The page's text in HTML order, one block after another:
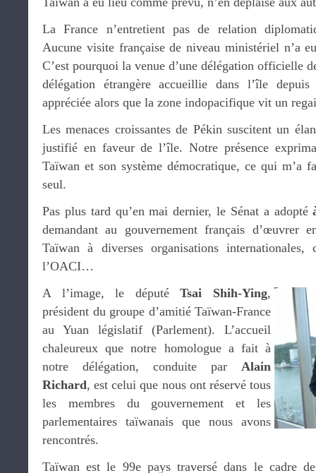
La France n’entretient pas de relation
Aucune visite française de niveau ministériel n’a
C’est pourquoi la venue d’une délégation officielle
délégation étrangère accueillie dans l’île
appréciée alors que la zone indopacifique vit un
Les menaces croissantes de Pékin suscitent un
justifié en faveur de l’île. Notre présence
Taïwan et son système démocratique, ce qui m’a
seul.
Pas plus tard qu’en mai dernier, le Sénat a adopté
demandant au gouvernement français d’œuvrer
Taïwan à diverses organisations
l’OACI…
A l’image, le députéTsai Shih-Ying,
président du groupe d’amitié Taïwan-France
au Yuan législatif (Parlement). L’accueil
chaleureux que notre homologue a fait à
notre délégation, conduite par Alain
Richard, est celui que nous ont réservé tous
les membres du gouvernement et les
parlementaires taïwanais que nous avons
rencontrés.
Taïwan est le 99e pays traversé dans le cadre